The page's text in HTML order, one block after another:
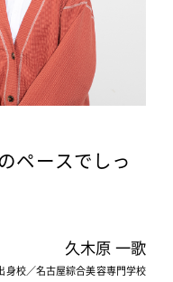
ペースでしっ
久木原 一歌
校／名古屋綜合美容専門学校